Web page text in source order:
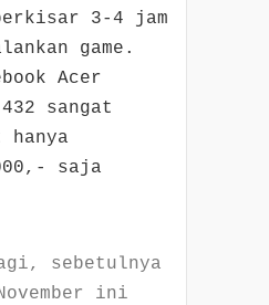
3-4 jam
game.
Acer
sangat
hanya
saja
sebetulnya
ini